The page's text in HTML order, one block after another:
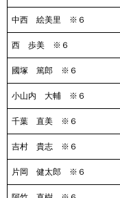
中西 絵美里 ※６
西 歩美 ※６
國塚 篤郎 ※６
小山内 大輔 ※６
千葉 直美 ※６
吉村 貴志 ※６
片岡 健太郎 ※６